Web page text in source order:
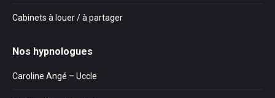
Cabinets à louer / à partager
Nos hypnologues
Caroline Angé – Uccle